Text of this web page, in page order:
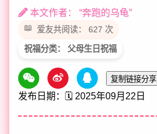
本文作者： “奔跑的乌龟”
爱友共阅读： 627 次
祝福分类： 父母生日祝福
复制链接分享
发布日期：🗓️ 2025年09月22日